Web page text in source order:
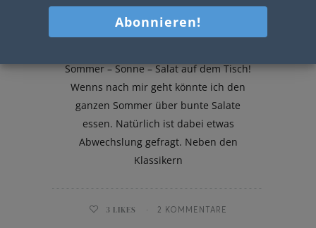
Nudelsalat mit Rucola Pesto und
Mozzarella
Sommer – Sonne – Salat auf dem Tisch!
Wenns nach mir geht könnte ich den
ganzen Sommer über bunte Salate
essen. Natürlich ist dabei etwas
Abwechslung gefragt. Neben den
Klassikern
3 LIKES 2 KOMMENTARE